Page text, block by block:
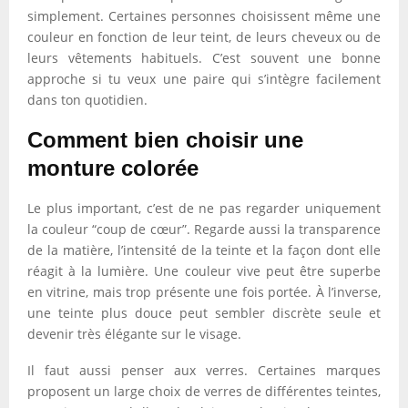
simplement. Certaines personnes choisissent même une
couleur en fonction de leur teint, de leurs cheveux ou de
leurs vêtements habituels. C’est souvent une bonne
approche si tu veux une paire qui s’intègre facilement
dans ton quotidien.
Comment bien choisir une
monture colorée
Le plus important, c’est de ne pas regarder uniquement
la couleur “coup de cœur”. Regarde aussi la transparence
de la matière, l’intensité de la teinte et la façon dont elle
réagit à la lumière. Une couleur vive peut être superbe
en vitrine, mais trop présente une fois portée. À l’inverse,
une teinte plus douce peut sembler discrète seule et
devenir très élégante sur le visage.
Il faut aussi penser aux verres. Certaines marques
proposent un large choix de verres de différentes teintes,